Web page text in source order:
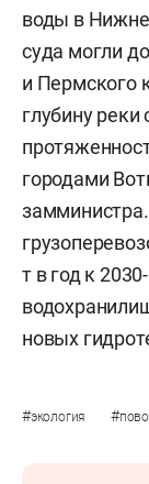
воды в
суда могли
и Пермского
глубину реки
городами
т в год к
новых
#экология #